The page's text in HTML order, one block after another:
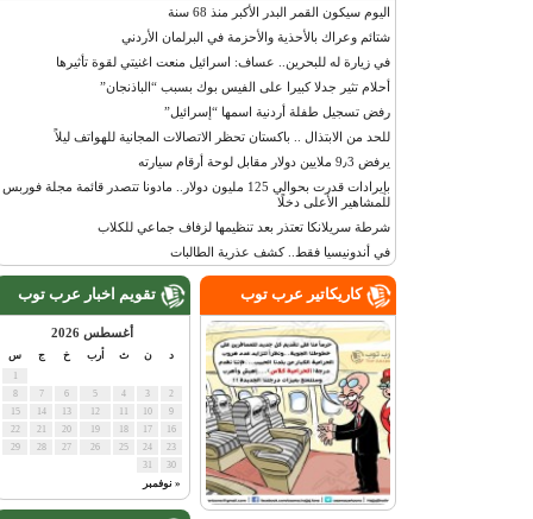
اليوم سيكون القمر البدر الأكبر منذ 68 سنة
شتائم وعراك بالأحذية والأحزمة في البرلمان الأردني
في زيارة له للبحرين.. عساف: اسرائيل منعت اغنيتي لقوة تأثيرها
أحلام تثير جدلا كبيرا على الفيس بوك بسبب “الباذنجان”
رفض تسجيل طفلة أردنية اسمها “إسرائيل”
للحد من الابتذال .. باكستان تحظر الاتصالات المجانية للهواتف ليلاً
يرفض 9٫3 ملايين دولار مقابل لوحة أرقام سيارته
بإيرادات قدرت بحوالي 125 مليون دولار.. مادونا تتصدر قائمة مجلة فوربس
للمشاهير الأعلى دخلًا
شرطة سريلانكا تعتذر بعد تنظيمها لزفاف جماعي للكلاب
في أندونيسيا فقط.. كشف عذرية الطالبات
تقويم اخبار عرب توب
أغسطس 2026
أرب س
« نوفمبر
كاريكاتير عرب توب